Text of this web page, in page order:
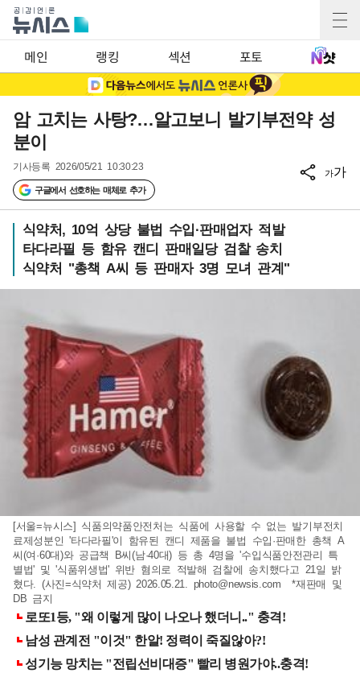
메인 랭킹 섹션 포토
암 고치는 사탕?…알고보니 발기부전약 성
분이
기사등록 2026/05/21 10:30:23
구글에서 선호하는 매체로 추가
가가
식약처, 10억 상당 불법 수입·판매업자 적발
타다라필 등 함유 캔디 판매일당 검찰 송치
식약처 "총책 A씨 등 판매자 3명 모녀 관계"
[서울=뉴시스] 식품의약품안전처는 식품에 사용할 수 없는 발기부전치
료제성분인 '타다라필'이 함유된 캔디 제품을 불법 수입·판매한 총책 A
씨(여·60대)와 공급책 B씨(남·40대) 등 총 4명을 '수입식품안전관리 특
별법' 및 '식품위생법' 위반 혐의로 적발해 검찰에 송치했다고 21일 밝
혔다. (사진=식약처 제공) 2026.05.21. photo@newsis.com *재판매 및
DB 금지